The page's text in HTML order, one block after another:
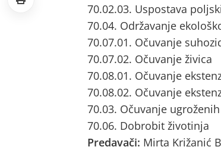
70.02.03. Uspostava
70.04. Održavanje
70.07.01. Očuvanje
70.07.02. Očuvanje živica
70.08.01. Očuvanje
70.08.02. Očuvanje
70.03. Očuvanje
70.06. Dobrobit životinja
Predavači: Mirta Križanić